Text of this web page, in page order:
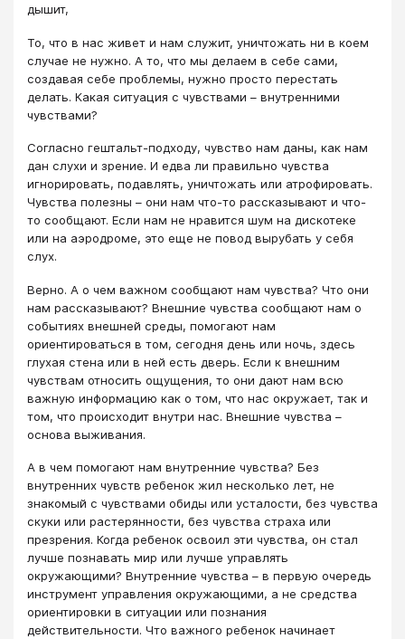
дышит,
То, что в нас живет и нам служит, уничтожать ни в коем
случае не нужно. А то, что мы делаем в себе сами,
создавая себе проблемы, нужно просто перестать
делать. Какая ситуация с чувствами – внутренними
чувствами?
Согласно гештальт-подходу, чувство нам даны, как нам
дан слухи и зрение. И едва ли правильно чувства
игнорировать, подавлять, уничтожать или атрофировать.
Чувства полезны – они нам что-то рассказывают и что-
то сообщают. Если нам не нравится шум на дискотеке
или на аэродроме, это еще не повод вырубать у себя
слух.
Верно. А о чем важном сообщают нам чувства? Что они
нам рассказывают? Внешние чувства сообщают нам о
событиях внешней среды, помогают нам
ориентироваться в том, сегодня день или ночь, здесь
глухая стена или в ней есть дверь. Если к внешним
чувствам относить ощущения, то они дают нам всю
важную информацию как о том, что нас окружает, так и
том, что происходит внутри нас. Внешние чувства –
основа выживания.
А в чем помогают нам внутренние чувства? Без
внутренних чувств ребенок жил несколько лет, не
знакомый с чувствами обиды или усталости, без чувства
скуки или растерянности, без чувства страха или
презрения. Когда ребенок освоил эти чувства, он стал
лучше познавать мир или лучше управлять
окружающими? Внутренние чувства – в первую очередь
инструмент управления окружающими, а не средства
ориентировки в ситуации или познания
действительности. Что важного ребенок начинает